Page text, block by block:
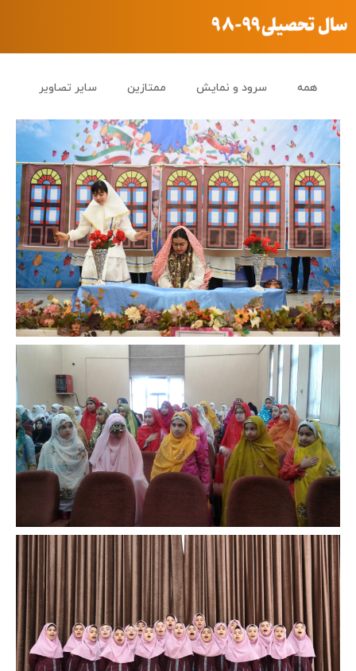
همه سرود و نمایش ممتازین سایر تصاویر